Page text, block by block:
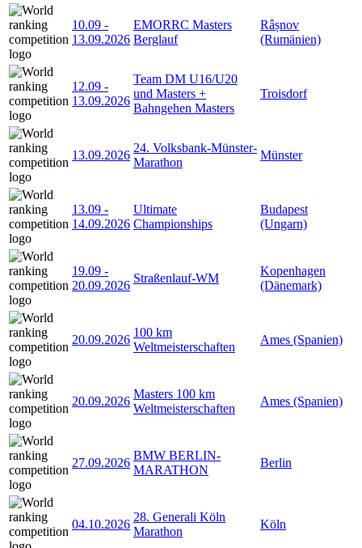
10.09 -
13.09.2026
EMORRC Masters
Berglauf
Râșnov
(Rumänien)
12.09 -
13.09.2026
Team DM U16/U20
und Masters +
Bahngehen Masters
Troisdorf
13.09.2026
24. Volksbank-Münster-
Marathon
Münster
13.09 -
14.09.2026
Ultimate
Championships
Budapest
(Ungarn)
19.09 -
20.09.2026
Straßenlauf-WM
Kopenhagen
(Dänemark)
20.09.2026
100 km
Weltmeisterschaften
Ames (Spanien)
20.09.2026
Masters 100 km
Weltmeisterschaften
Ames (Spanien)
27.09.2026
BMW BERLIN-
MARATHON
Berlin
04.10.2026
28. Generali Köln
Marathon
Köln